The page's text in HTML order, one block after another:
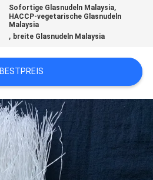
Sofortige Glasnudeln Malaysia,
HACCP-vegetarische Glasnudeln
Malaysia
, breite Glasnudeln Malaysia
BESTPREIS